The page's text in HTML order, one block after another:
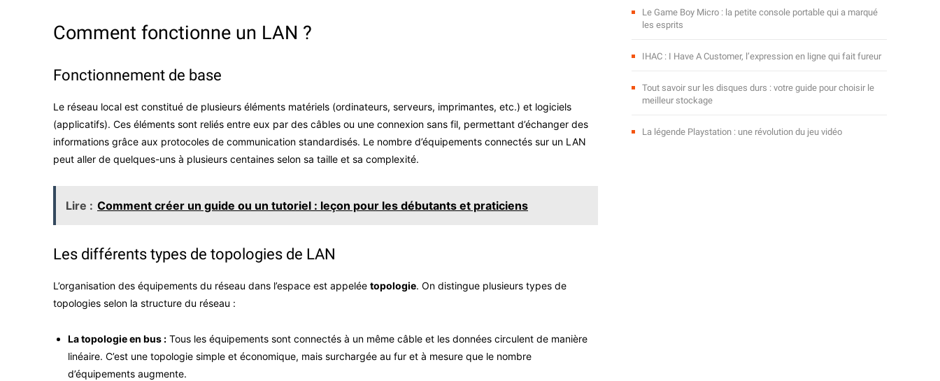
Comment fonctionne un LAN ?
Fonctionnement de base
Le réseau local est constitué de plusieurs éléments matériels (ordinateurs, serveurs, imprimantes, etc.) et logiciels
(applicatifs). Ces éléments sont reliés entre eux par des câbles ou une connexion sans fil, permettant d’échanger des
informations grâce aux protocoles de communication standardisés. Le nombre d’équipements connectés sur un LAN
peut aller de quelques-uns à plusieurs centaines selon sa taille et sa complexité.
Lire : Comment créer un guide ou un tutoriel : leçon pour les débutants et praticiens
Les différents types de topologies de LAN
L’organisation des équipements du réseau dans l’espace est appelée topologie. On distingue plusieurs types de
topologies selon la structure du réseau :
La topologie en bus : Tous les équipements sont connectés à un même câble et les données circulent de manière
linéaire. C’est une topologie simple et économique, mais surchargée au fur et à mesure que le nombre
d’équipements augmente.
Le Game Boy Micro : la petite console portable qui a marqué
les esprits
IHAC : I Have A Customer, l’expression en ligne qui fait fureur
Tout savoir sur les disques durs : votre guide pour choisir le
meilleur stockage
La légende Playstation : une révolution du jeu vidéo